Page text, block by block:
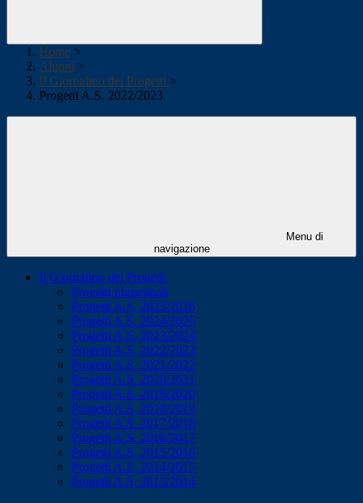
Home >
Alunni >
Il Giornalino dei Progetti >
Progetti A.S. 2022/2023
Menu di
navigazione
Il Giornalino dei Progetti
Progetti pluriennali
Progetti A.S. 2025/2026
Progetti A.S. 2024/2025
Progetti A.S. 2023/2024
Progetti A.S. 2022/2023
Progetti A.S. 2021/2022
Progetti A.S. 2020/2021
Progetti A.S. 2019/2020
Progetti A.S. 2018/2019
Progetti A.S. 2017/2018
Progetti A.S. 2016/2017
Progetti A.S. 2015/2016
Progetti A.S. 2014/2015
Progetti A.S. 2013/2014